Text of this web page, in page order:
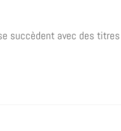
succèdent avec des